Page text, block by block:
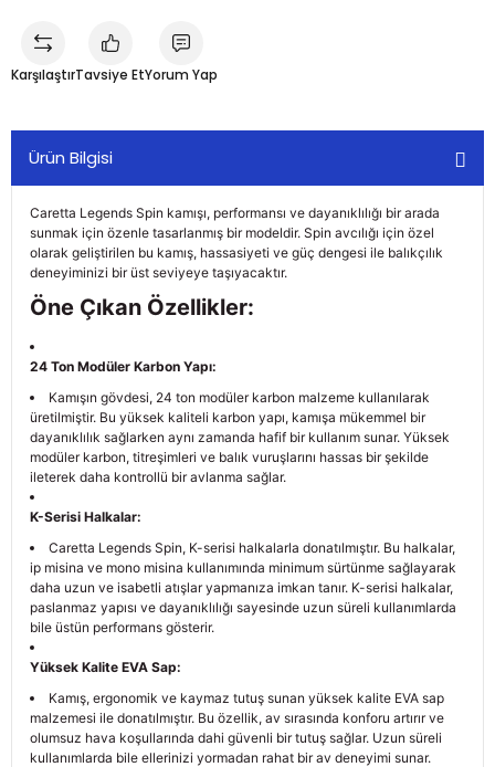
KarşılaştırTavsiye EtYorum Yap
Ürün Bilgisi
Caretta Legends Spin kamışı, performansı ve dayanıklılığı bir arada
sunmak için özenle tasarlanmış bir modeldir. Spin avcılığı için özel
olarak geliştirilen bu kamış, hassasiyeti ve güç dengesi ile balıkçılık
deneyiminizi bir üst seviyeye taşıyacaktır.
Öne Çıkan Özellikler:
24 Ton Modüler Karbon Yapı:
Kamışın gövdesi, 24 ton modüler karbon malzeme kullanılarak
üretilmiştir. Bu yüksek kaliteli karbon yapı, kamışa mükemmel bir
dayanıklılık sağlarken aynı zamanda hafif bir kullanım sunar. Yüksek
modüler karbon, titreşimleri ve balık vuruşlarını hassas bir şekilde
ileterek daha kontrollü bir avlanma sağlar.
K-Serisi Halkalar:
Caretta Legends Spin, K-serisi halkalarla donatılmıştır. Bu halkalar,
ip misina ve mono misina kullanımında minimum sürtünme sağlayarak
daha uzun ve isabetli atışlar yapmanıza imkan tanır. K-serisi halkalar,
paslanmaz yapısı ve dayanıklılığı sayesinde uzun süreli kullanımlarda
bile üstün performans gösterir.
Yüksek Kalite EVA Sap:
Kamış, ergonomik ve kaymaz tutuş sunan yüksek kalite EVA sap
malzemesi ile donatılmıştır. Bu özellik, av sırasında konforu artırır ve
olumsuz hava koşullarında dahi güvenli bir tutuş sağlar. Uzun süreli
kullanımlarda bile ellerinizi yormadan rahat bir av deneyimi sunar.